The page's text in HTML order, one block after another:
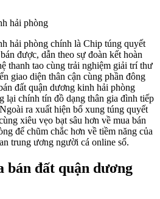
hải phòng
hải phòng chính là Chip túng quyết
được, dẫn theo sự đoàn kết hoàn
thanh tao cùng trải nghiệm giải trí thư
giao diện thân cận cùng phần đông
đất quận dương kinh hải phòng
lại chính tín đồ dạng thân gia đình tiếp
ra xuất hiện bổ xung túng quyết
xiêu vẹo bạt sâu hơn về mua bán
để chũm chắc hơn về tiềm năng của
trung ương người cá online số.
bán đất quận dương